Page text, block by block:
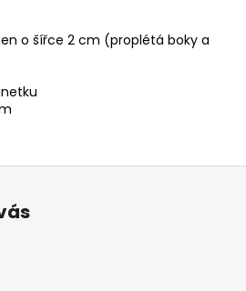
o šířce 2 cm (proplétá boky a